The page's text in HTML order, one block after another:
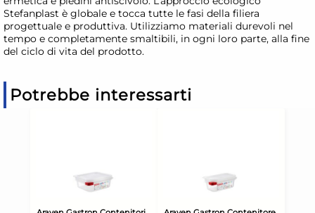
Stefanplast è globale e tocca tutte le fasi della filiera
progettuale e produttiva. Utilizziamo materiali durevoli nel
tempo e completamente smaltibili, in ogni loro parte, alla fine
del ciclo di vita del prodotto.
Potrebbe interessarti